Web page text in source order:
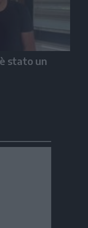
stato un